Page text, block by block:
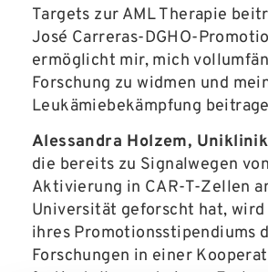
Targets zur AML Therapie
José Carreras-DGHO-
ermöglicht mir, mich
Forschung zu widmen und
Leukämiebekämpfung
Alessandra Holzem,
die bereits zu Signalwegen
Aktivierung in CAR-T-Zellen
Universität geforscht hat, wird
ihres Promotionsstipendiums
Forschungen in einer